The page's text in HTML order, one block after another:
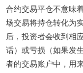
合约交易平仓不意味
场交易将持仓转化为
后，投资者会收到相
话）或亏损（如果发
者的交易账户中，用